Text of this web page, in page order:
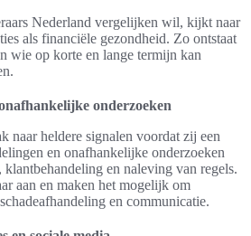
Nederland vergelijken wil, kijkt naar
als financiële gezondheid. Zo ontstaat
wie op korte en lange termijn kan
onderzoeken
naar heldere signalen voordat zij een
en onafhankelijke onderzoeken
en naleving van regels.
aan en maken het mogelijk om
en communicatie.